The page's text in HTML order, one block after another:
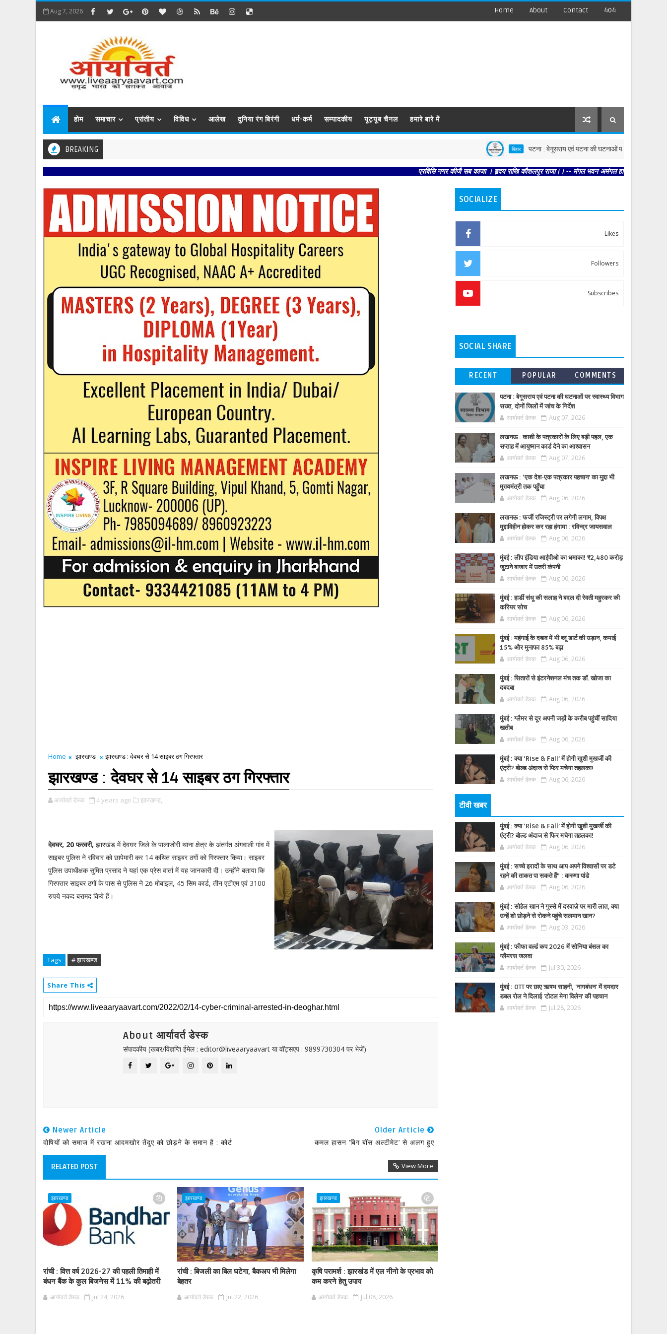
Aug 7, 2026 Home About Contact 404
होम समाचार प्रांतीय विविध आलेख दुनिया रंग बिरंगी धर्म-कर्म सम्पादकीय यूट्यूब चैनल हमारे बारे में
BREAKING बिहार पटना : बेगूसराय एवं पटना की घटनाओं पर स्वास्थ्य विभाग सख्त, दोनों
प्रबिसि नगर कीजै सब काजा । हृदय राखि कौशलपुर राजा।। -- मंगल भवन अमंगल हारी। द्रवहु सुदसरथ अजिर
Home झारखण्ड झारखण्ड : देवघर से 14 साइबर ठग गिरफ्तार
झारखण्ड : देवघर से 14 साइबर ठग गिरफ्तार
आर्यावर्त डेस्क 4 years ago झारखण्ड,
देवघर, 20 फरवरी, झारखंड में देवघर जिले के पालाजोरी थाना क्षेत्र के अंतर्गत अंगवाली गांव में
साइबर पुलिस ने रविवार को छापेमारी कर 14 कथित साइबर ठगों को गिरफ्तार किया। साइबर
पुलिस उपाधीक्षक सुमित प्रसाद ने यहां एक प्रेस वार्ता में यह जानकारी दी। उन्होंने बताया कि
गिरफ्तार साइबर ठगों के पास से पुलिस ने 26 मोबाइल, 45 सिम कार्ड, तीन एटीएम एवं 3100
रुपये नकद बरामद किये हैं।
Tags # झारखण्ड
Share This
About आर्यावर्त डेस्क
संपादकीय (खबर/विज्ञप्ति ईमेल : editor@liveaaryaavart या वॉट्सएप : 9899730304 पर भेजें)
Newer Article
दोषियों को समाज में रखना आदमखोर तेंदुए को छोड़ने के समान है : कोर्ट
Older Article
कमल हासन ‘बिग बॉस अल्टीमेट’ से अलग हुए
RELATED POST View More
झारखण्ड
रांची : वित्त वर्ष 2026-27 की पहली तिमाही में
बंधन बैंक के कुल बिजनेस में 11% की बढ़ोतरी
आर्यावर्त डेस्क Jul 24, 2026
झारखण्ड
रांची : बिजली का बिल घटेगा, बैकअप भी मिलेगा
बेहतर
आर्यावर्त डेस्क Jul 22, 2026
झारखण्ड
कृषि परामर्श : झारखंड में एल नीनो के प्रभाव को
कम करने हेतु उपाय
आर्यावर्त डेस्क Jul 08, 2026
SOCIALIZE
Likes
Followers
Subscribes
SOCIAL SHARE
RECENT POPULAR COMMENTS
पटना : बेगूसराय एवं पटना की घटनाओं पर स्वास्थ्य विभाग
सख्त, दोनों जिलों में जांच के निर्देश
आर्यावर्त डेस्क Aug 07, 2026
लखनऊ : काशी के पत्रकारों के लिए बड़ी पहल, एक
सप्ताह में आयुष्मान कार्ड देने का आश्वासन
आर्यावर्त डेस्क Aug 07, 2026
लखनऊ : ‘एक देश-एक पत्रकार पहचान’ का मुद्दा भी
मुख्यमंत्री तक पहुँचा
आर्यावर्त डेस्क Aug 06, 2026
लखनऊ : फर्जी रजिस्ट्री पर लगेगी लगाम, विपक्ष
मुद्दाविहीन होकर कर रहा हंगामा : रविन्द्र जायसवाल
आर्यावर्त डेस्क Aug 06, 2026
मुंबई : लीप इंडिया आईपीओ का धमाका! ₹2,480 करोड़
जुटाने बाजार में उतरी कंपनी
आर्यावर्त डेस्क Aug 06, 2026
मुंबई : हार्डी संधू की सलाह ने बदल दी रेवती महुरकर की
करियर सोच
आर्यावर्त डेस्क Aug 06, 2026
मुंबई : महंगाई के दबाव में भी ब्लू डार्ट की उड़ान, कमाई
15% और मुनाफा 85% बढ़ा
आर्यावर्त डेस्क Aug 06, 2026
मुंबई : सितारों से इंटरनेशनल मंच तक डॉ. खोजा का
दबदबा
आर्यावर्त डेस्क Aug 06, 2026
मुंबई : ग्लैमर से दूर अपनी जड़ों के करीब पहुंचीं सादिया
खतीब
आर्यावर्त डेस्क Aug 06, 2026
मुंबई : क्या ‘Rise & Fall’ में होगी खुशी मुखर्जी की
एंट्री? बोल्ड अंदाज से फिर मचेगा तहलका!
आर्यावर्त डेस्क Aug 06, 2026
टीवी खबर
मुंबई : क्या ‘Rise & Fall’ में होगी खुशी मुखर्जी की
एंट्री? बोल्ड अंदाज से फिर मचेगा तहलका!
आर्यावर्त डेस्क Aug 06, 2026
मुंबई : सच्चे इरादों के साथ आप अपने विश्वासों पर डटे
रहने की ताकत पा सकते हैं” : करुणा पांडे
आर्यावर्त डेस्क Aug 06, 2026
मुंबई : सोहेल खान ने गुस्से में दरवाज़े पर मारी लात, क्या
उन्हें शो छोड़ने से रोकने पहुंचे सलमान खान?
आर्यावर्त डेस्क Aug 03, 2026
मुंबई : फीफा वर्ल्ड कप 2026 में सोनिया बंसल का
ग्लैमरस जलवा
आर्यावर्त डेस्क Jul 30, 2026
मुंबई : OTT पर छाए ऋषभ साहनी, 'नागबंधन' में दमदार
डबल रोल ने दिलाई 'टोटल मेगा विलेन' की पहचान
आर्यावर्त डेस्क Jul 28, 2026